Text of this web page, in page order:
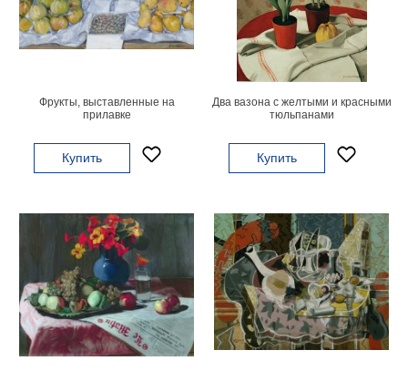
Мотивирующие
Города
Посмотреть
мастерская
Рамы
Фрукты, выставленные на
прилавке
Купить
Два вазона с желтыми и красными
тюльпанами
Купить